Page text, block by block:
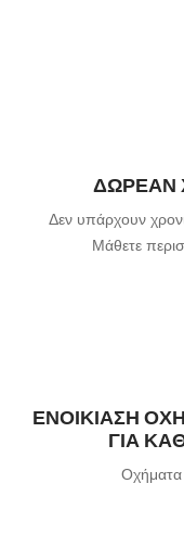
ΔΩΡΕΆΝ
Δεν υπάρχουν
Μάθετε
ΕΝΟΙΚΊΑΣΗ
ΓΙΑ
Οχήματα